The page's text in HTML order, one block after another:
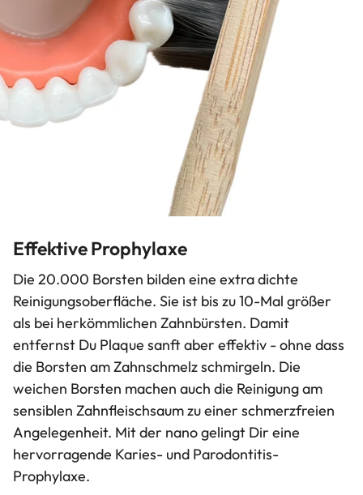
Effektive Prophylaxe
Die 20.000 Borsten bilden eine extra dichte
Reinigungsoberfläche. Sie ist bis zu 10-Mal größer
als bei herkömmlichen Zahnbürsten. Damit
entfernst Du Plaque sanft aber effektiv - ohne dass
die Borsten am Zahnschmelz schmirgeln. Die
weichen Borsten machen auch die Reinigung am
sensiblen Zahnfleischsaum zu einer schmerzfreien
Angelegenheit. Mit der nano gelingt Dir eine
hervorragende Karies- und Parodontitis-
Prophylaxe.